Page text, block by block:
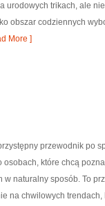
urodowych trikach, ale
obszar codziennych
More ]
przewodnik po
osobach, które chcą
w naturalny sposób. To
na chwilowych